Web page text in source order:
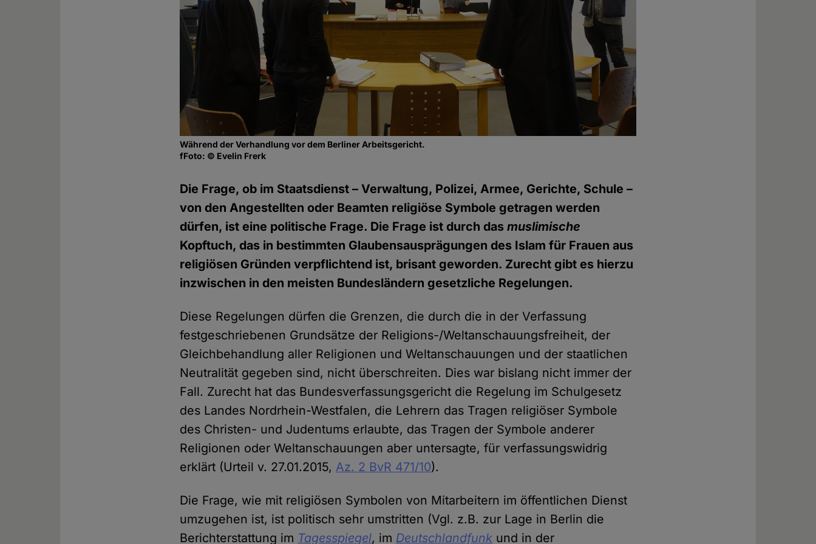
Während der Verhandlung vor dem Berliner Arbeitsgericht.
fFoto: © Evelin Frerk
Die Frage, ob im Staatsdienst – Verwaltung, Polizei, Armee, Gerichte, Schule –
von den Angestellten oder Beamten religiöse Symbole getragen werden
dürfen, ist eine politische Frage. Die Frage ist durch dasmuslimische
Kopftuch, das in bestimmten Glaubensausprägungen des Islam für Frauen aus
religiösen Gründen verpflichtend ist, brisant geworden. Zurecht gibt es hierzu
inzwischen in den meisten Bundesländern gesetzliche Regelungen.
Diese Regelungen dürfen die Grenzen, die durch die in der Verfassung
festgeschriebenen Grundsätze der Religions-/Weltanschauungsfreiheit, der
Gleichbehandlung aller Religionen und Weltanschauungen und der staatlichen
Neutralität gegeben sind, nicht überschreiten. Dies war bislang nicht immer der
Fall. Zurecht hat das Bundesverfassungsgericht die Regelung im Schulgesetz
des Landes Nordrhein-Westfalen, die Lehrern das Tragen religiöser Symbole
des Christen- und Judentums erlaubte, das Tragen der Symbole anderer
Religionen oder Weltanschauungen aber untersagte, für verfassungswidrig
erklärt (Urteil v. 27.01.2015,Az. 2 BvR 471/10).
Die Frage, wie mit religiösen Symbolen von Mitarbeitern im öffentlichen Dienst
umzugehen ist, ist politisch sehr umstritten (Vgl. z.B. zur Lage in Berlin die
Berichterstattung im Tagesspiegel, im Deutschlandfunk und in der